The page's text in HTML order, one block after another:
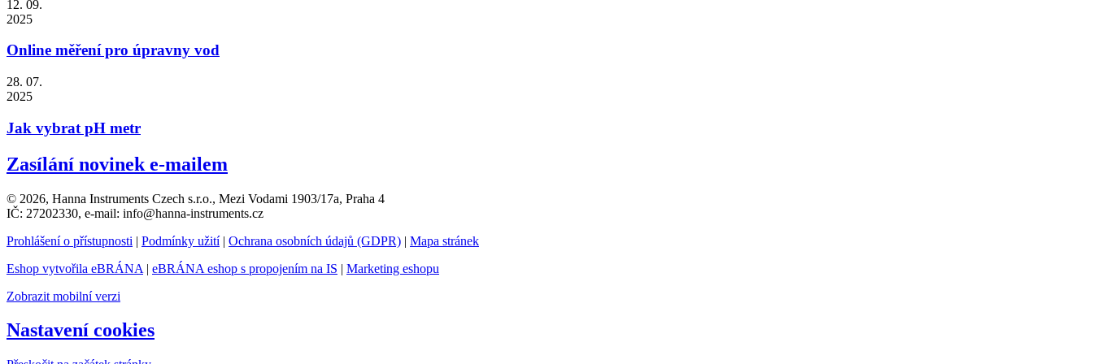
12. 09.
2025
Online měření pro úpravny vod
28. 07.
2025
Jak vybrat pH metr
Zasílání novinek e-mailem
© 2026, Hanna Instruments Czech s.r.o., Mezi Vodami 1903/17a, Praha 4
IČ: 27202330, e-mail: info@hanna-instruments.cz
Prohlášení o přístupnosti | Podmínky užití| Ochrana osobních údajů (GDPR) | Mapa stránek
Eshop vytvořila eBRÁNA | eBRÁNA eshop s propojením na IS | Marketing eshopu
Zobrazit mobilní verzi
Nastavení cookies